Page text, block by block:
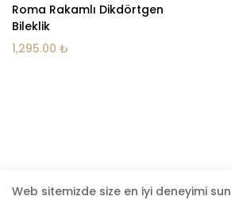
Roma Rakamlı Dikdörtgen
Bileklik
1,295.00 ₺
Web sitemizde size en iyi deneyimi